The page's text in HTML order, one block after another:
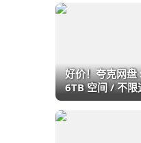
好价！夸克网盘
6TB 空间 / 不限